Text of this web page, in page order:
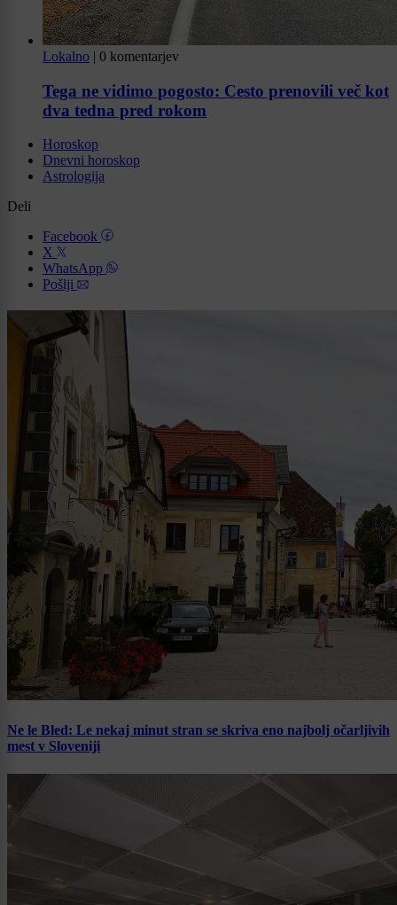
Lokalno | 0 komentarjev
Tega ne vidimo pogosto: Cesto prenovili več kot
dva tedna pred rokom
Horoskop
Dnevni horoskop
Astrologija
Deli
Facebook
X
WhatsApp
Pošlji
Ne le Bled: Le nekaj minut stran se skriva eno najbolj očarljivih
mest v Sloveniji